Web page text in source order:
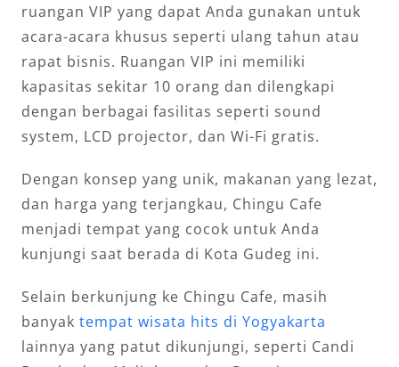
ruangan VIP yang dapat Anda gunakan untuk
acara-acara khusus seperti ulang tahun atau
rapat bisnis. Ruangan VIP ini memiliki
kapasitas sekitar 10 orang dan dilengkapi
dengan berbagai fasilitas seperti sound
system, LCD projector, dan Wi-Fi gratis.
Dengan konsep yang unik, makanan yang lezat,
dan harga yang terjangkau, Chingu Cafe
menjadi tempat yang cocok untuk Anda
kunjungi saat berada di Kota Gudeg ini.
Selain berkunjung ke Chingu Cafe, masih
banyak tempat wisata hits di Yogyakarta
lainnya yang patut dikunjungi, seperti Candi